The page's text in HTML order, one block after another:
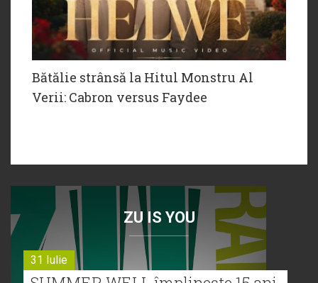
Bătălie strânsă la Hitul Monstru Al
Verii: Cabron versus Faydee
ZU IS YOU
31 Iulie